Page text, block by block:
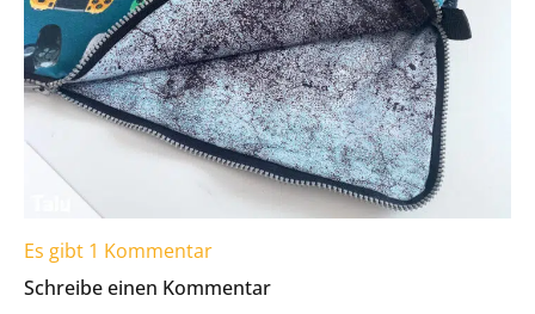
Es gibt 1 Kommentar
Schreibe einen Kommentar